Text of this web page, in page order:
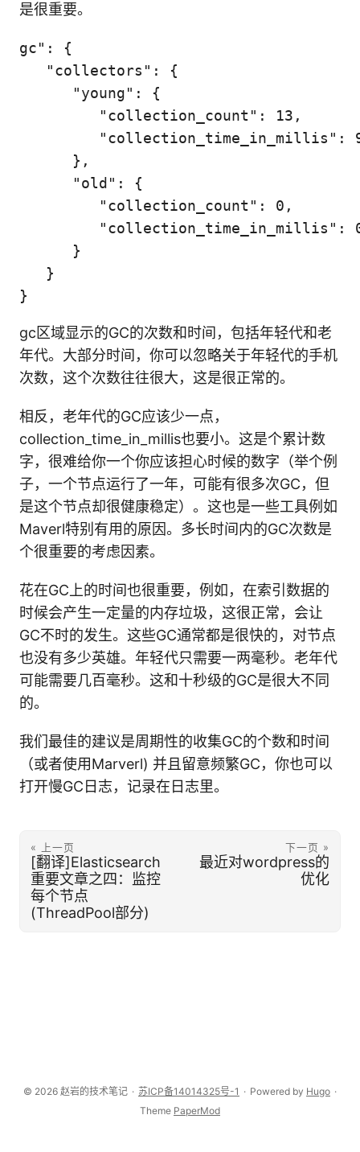
是很重要。
gc": {
   "collectors": {
      "young": {
         "collection_count": 13,
"collection_time_in_millis":
      },
      "old": {
         "collection_count": 0,
"collection_time_in_millis":
      }
   }
gc区域显示的GC的次数和时间，包括年轻代和老
年代。大部分时间，你可以忽略关于年轻代的手机
次数，这个次数往往很大，这是很正常的。
相反，老年代的GC应该少一点，
collection_time_in_millis也要小。这是个累计数
字，很难给你一个你应该担心时候的数字（举个例
子，一个节点运行了一年，可能有很多次GC，但
是这个节点却很健康稳定）。这也是一些工具例如
Maverl特别有用的原因。多长时间内的GC次数是
个很重要的考虑因素。
花在GC上的时间也很重要，例如，在索引数据的
时候会产生一定量的内存垃圾，这很正常，会让
GC不时的发生。这些GC通常都是很快的，对节点
也没有多少英雄。年轻代只需要一两毫秒。老年代
可能需要几百毫秒。这和十秒级的GC是很大不同
的。
我们最佳的建议是周期性的收集GC的个数和时间
（或者使用Marverl) 并且留意频繁GC，你也可以
打开慢GC日志，记录在日志里。
« 上一页
[翻译]Elasticsearch
重要文章之四：监控
每个节点
(ThreadPool部分)
下一页 »
最近对wordpress的
优化
© 2026 赵岩的技术笔记 · 苏ICP备14014325号-1 · Powered by Hugo ·
Theme PaperMod